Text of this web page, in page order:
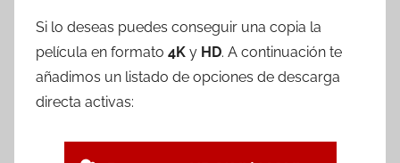
Si lo deseas puedes conseguir una copia la
película en formato 4K y HD. A continuación te
añadimos un listado de opciones de descarga
directa activas: